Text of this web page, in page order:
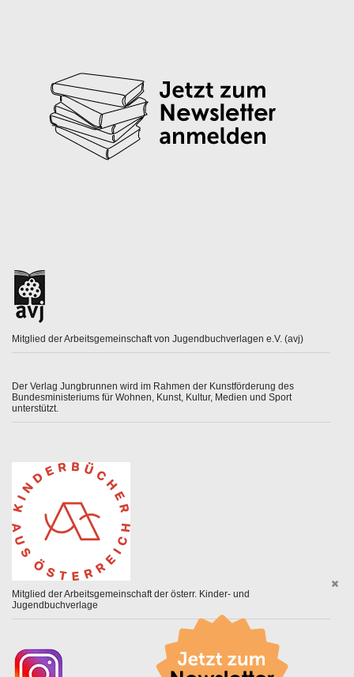
Mitglied der Arbeitsgemeinschaft von Jugendbuchverlagen e.V. (avj)
Der Verlag Jungbrunnen wird im Rahmen der Kunstförderung des
Bundesministeriums für Wohnen, Kunst, Kultur, Medien und Sport
unterstützt.
Mitglied der Arbeitsgemeinschaft der österr. Kinder- und
Jugendbuchverlage